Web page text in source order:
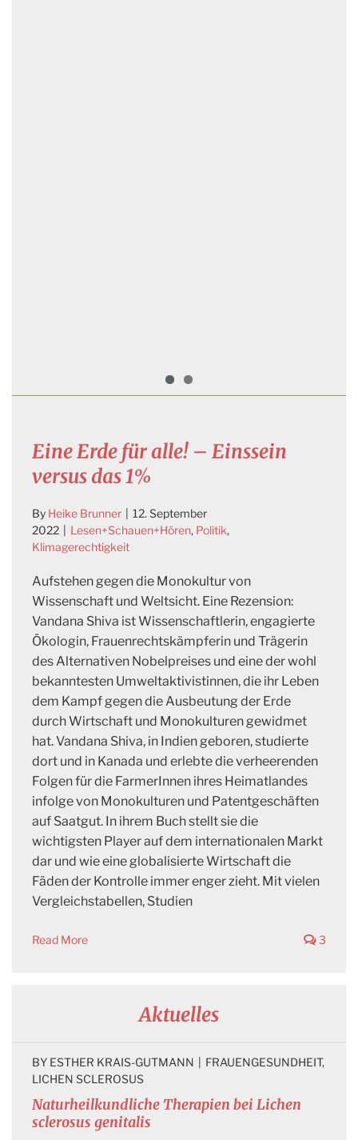
Eine Erde für alle! – Einssein
versus das 1%
By Heike Brunner
12. September
2022
Lesen+Schauen+Hören, Politik,
Klimagerechtigkeit
Aufstehen gegen die Monokultur von
Wissenschaft und Weltsicht. Eine Rezension:
Vandana Shiva ist Wissenschaftlerin, engagierte
Ökologin, Frauenrechtskämpferin und Trägerin
des Alternativen Nobelpreises und eine der wohl
bekanntesten Umweltaktivistinnen, die ihr Leben
dem Kampf gegen die Ausbeutung der Erde
durch Wirtschaft und Monokulturen gewidmet
hat. Vandana Shiva, in Indien geboren, studierte
dort und in Kanada und erlebte die verheerenden
Folgen für die FarmerInnen ihres Heimatlandes
infolge von Monokulturen und Patentgeschäften
auf Saatgut. In ihrem Buch stellt sie die
wichtigsten Player auf dem internationalen Markt
dar und wie eine globalisierte Wirtschaft die
Fäden der Kontrolle immer enger zieht. Mit vielen
Vergleichstabellen, Studien
Read More 3
Aktuelles
Naturheilkundliche Therapien bei Lichen
sclerosus genitalis
BY ESTHER KRAIS-GUTMANN FRAUENGESUNDHEIT
LICHEN SCLEROSUS